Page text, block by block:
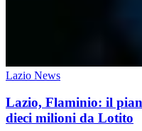
Lazio News
Lazio, Flaminio: il
dieci milioni da Lotito